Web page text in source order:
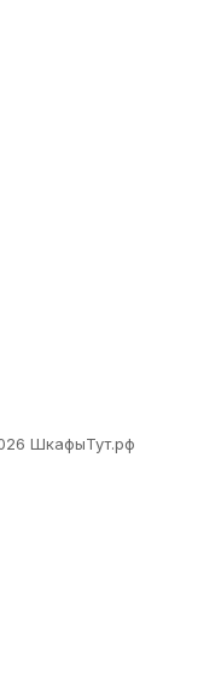
ШкафыТут.рф